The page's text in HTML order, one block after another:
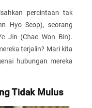
percintaan tak
Hyo Seop), seorang
Jin (Chae Won Bin).
terjalin? Mari kita
hubungan mereka
Tidak Mulus